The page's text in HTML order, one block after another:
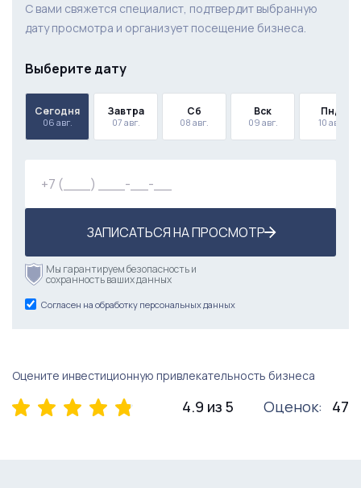
С вами свяжется специалист, подтвердит выбранную
дату просмотра и организует посещение бизнеса.
Выберите дату
Сегодня
06 авг.
Завтра
07 авг.
Сб
08 авг.
Вск
09 авг.
Пнд
10 авг.
ЗАПИСАТЬСЯ НА ПРОСМОТР
Мы гарантируем безопасность и
сохранность ваших данных
Согласен на обработку персональных данных
Оцените инвестиционную привлекательность бизнеса
4.9 из 5 Оценок: 47